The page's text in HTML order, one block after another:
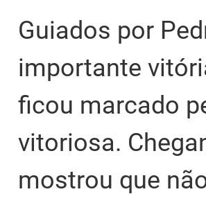
Guiados por
importante
ficou marcado
vitoriosa.
mostrou que